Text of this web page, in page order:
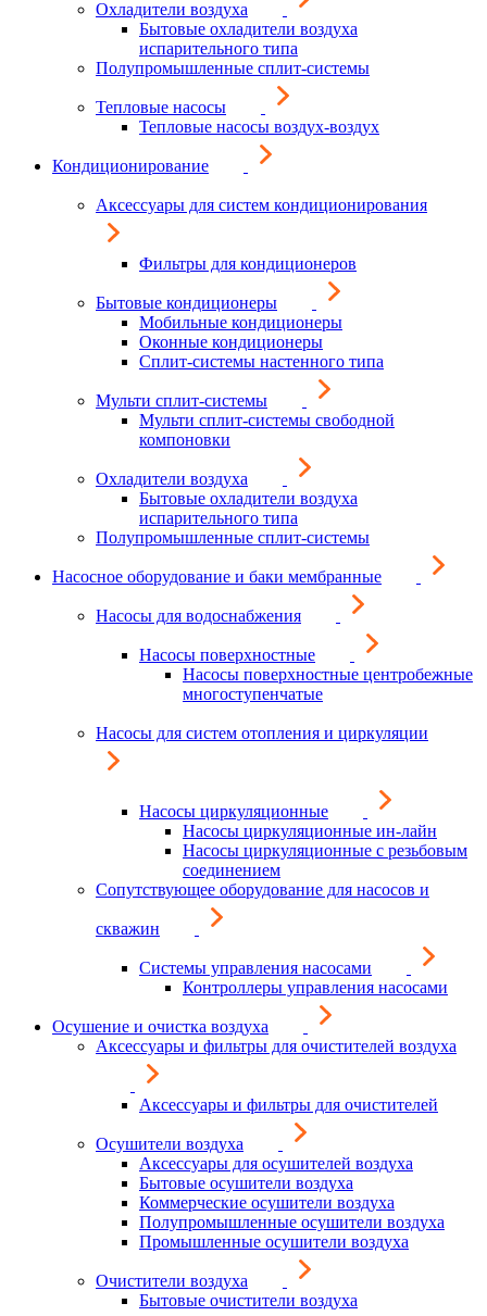
Охладители воздуха
Бытовые охладители воздуха
испарительного типа
Полупромышленные сплит-системы
Тепловые насосы
Тепловые насосы воздух-воздух
Кондиционирование
Аксессуары для систем кондиционирования
Фильтры для кондиционеров
Бытовые кондиционеры
Мобильные кондиционеры
Оконные кондиционеры
Сплит-системы настенного типа
Мульти сплит-системы
Мульти сплит-системы свободной
компоновки
Охладители воздуха
Бытовые охладители воздуха
испарительного типа
Полупромышленные сплит-системы
Насосное оборудование и баки мембранные
Насосы для водоснабжения
Насосы поверхностные
Насосы поверхностные центробежные
многоступенчатые
Насосы для систем отопления и циркуляции
Насосы циркуляционные
Насосы циркуляционные ин-лайн
Насосы циркуляционные с резьбовым
соединением
Сопутствующее оборудование для насосов и
скважин
Системы управления насосами
Контроллеры управления насосами
Осушение и очистка воздуха
Аксессуары и фильтры для очистителей воздуха
Аксессуары и фильтры для очистителей
Осушители воздуха
Аксессуары для осушителей воздуха
Бытовые осушители воздуха
Коммерческие осушители воздуха
Полупромышленные осушители воздуха
Промышленные осушители воздуха
Очистители воздуха
Бытовые очистители воздуха